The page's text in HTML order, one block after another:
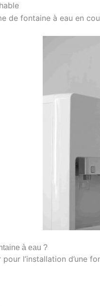
de fontaine à eau en
à eau ?
l’installation d’une